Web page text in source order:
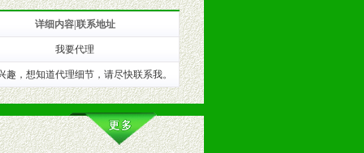
。
详细内容|联系地址
我要代理
趣，想知道代理细节，请尽快联系我。